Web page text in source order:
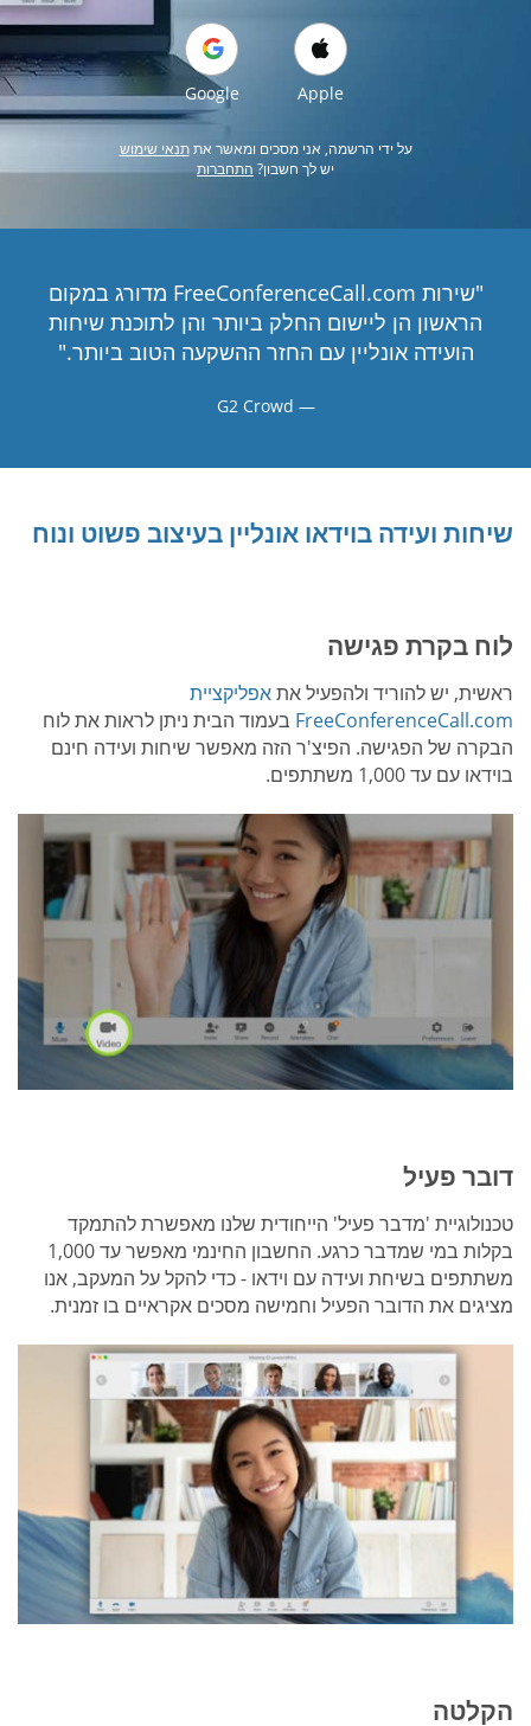
Apple
Google
על ידי הרשמה, אני מסכים ומאשר אתתנאי שימוש
יש לך חשבון? התחברות
"שירות FreeConferenceCall.com מדורג במקום
הראשון הן ליישום החלק ביותר והן לתוכנת שיחות
הועידה אונליין עם החזר ההשקעה הטוב ביותר."
G2 Crowd
שיחות ועידה בוידאו אונליין בעיצוב פשוט ונוח
לוח בקרת פגישה
ראשית, יש להוריד ולהפעיל אתאפליקציית
FreeConferenceCall.com בעמוד הבית ניתן לראות את לוח
הבקרה של הפגישה. הפיצ'ר הזה מאפשר שיחות ועידה חינם
בוידאו עם עד 1,000 משתתפים.
דובר פעיל
טכנולוגיית 'מדבר פעיל' הייחודית שלנו מאפשרת להתמקד
בקלות במי שמדבר כרגע. החשבון החינמי מאפשר עד 1,000
משתתפים בשיחת ועידה עם וידאו - כדי להקל על המעקב, אנו
מציגים את הדובר הפעיל וחמישה מסכים אקראיים בו זמנית.
הקלטה